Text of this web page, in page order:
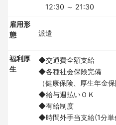
12:30 ～ 21:30
雇用形
態
派遣
福利厚
生
◆交通費全額支給
◆各種社会保険完備
（健康保険、厚生年金
◆給与週払いＯＫ
◆有給制度
◆時間外手当支給(1分単